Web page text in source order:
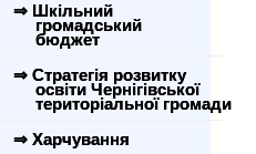
⇒ Шкільний
громадський
бюджет
⇒ Стратегія розвитку
освіти Чернігівської
територіальної громади
⇒ Харчування